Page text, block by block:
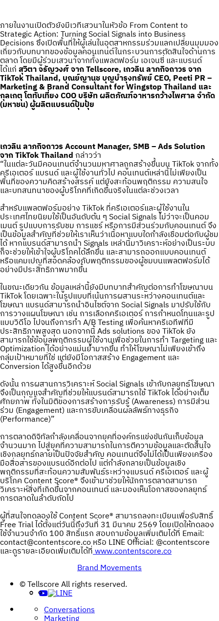
ภายในงานเปิดตัวยังมีเวทีเสวนาในหัวข้อ From Content to
Strategic Action: Turning Social Signals into Business
Decisions ซึ่งเปิดพื้นที่ให้ผู้เล่นในอุตสาหกรรมร่วมแลกเปลี่ยนมุมมอง
เกี่ยวกับบทบาทของข้อมูลคอนเทนต์ในกระบวนการตัดสินใจด้านการ
ตลาด โดยมีผู้ร่วมเสวนาจากทั้งแพลตฟอร์ม เอเจนซี่ และแบรนด์
ได้แก่สุวิตา จรัญวงศ์ จาก Tellscore, เกวลิน ลาภกิจถาวร จาก
TikTok Thailand, บุณย์ญานุช บุญบำรุงทรัพย์ CEO, Peeti PR –
Marketing & Brand Consultant for Wingstop Thailand และ
กุลเกตุ โตทับเที่ยง COO บริษัท ผลิตภัณฑ์อาหารกว้างไพศาล จำกัด
(มหาชน) ผู้ผลิตแบรนด์ปุ้มปุ้ย
เกวลิน ลาภกิจถาวร Account Manager, SMB – Ads Solution
จาก TikTok Thailand กล่าวว่า
“ในแต่ละวันมีคอนเทนต์จำนวนมหาศาลถูกสร้างขึ้นบน TikTok จากทั้ง
ครีเอเตอร์ แบรนด์ และผู้ใช้งานทั่วไป คอนเทนต์เหล่านี้ไม่เพียงเป็น
พื้นที่ของความคิดสร้างสรรค์ แต่ยังสะท้อนพฤติกรรม ความสนใจ
และบทสนทนาของผู้บริโภคที่เกิดขึ้นจริงในแต่ละช่วงเวลา
สำหรับแพลตฟอร์มอย่าง TikTok ที่ครีเอเตอร์และผู้ใช้งานใน
ประเทศไทยนิยมใช้เป็นอันดับต้น ๆ Social Signals ไม่ว่าจะเป็นคอม
เมนต์ รูปแบบการรับชม การแชร์ หรือการมีส่วนร่วมกับคอนเทนต์ จึง
เป็นข้อมูลสำคัญที่ช่วยให้เราเห็นว่าเนื้อหาแบบใดกำลังเชื่อมต่อกับผู้ชม
ได้ หากแบรนด์สามารถนำ Signals เหล่านี้มาวิเคราะห์อย่างเป็นระบบ
ก็จะช่วยให้เข้าใจผู้บริโภคได้ลึกขึ้น และสามารถออกแบบคอนเทนต์
หรือแคมเปญที่สอดคล้องกับพฤติกรรมของผู้ชมบนแพลตฟอร์มได้
อย่างมีประสิทธิภาพมากขึ้น
ในขณะเดียวกัน ข้อมูลเหล่านี้ยังมีบทบาทสำคัญต่อการทำโฆษณาบน
TikTok โดยเฉพาะในรูปแบบที่เน้นการผสานระหว่างคอนเทนต์และ
โฆษณา แบรนด์สามารถนำอินไซต์จาก Social Signals มาปรับใช้กับ
การวางแผนโฆษณา เช่น การเลือกครีเอเตอร์ การกำหนดโทนและรูป
แบบวิดีโอ ไปจนถึงการทำ A/B Testing เพื่อค้นหาครีเอทีฟที่มี
ประสิทธิภาพสูงสุด นอกจากนี้ Ads solutions ของ TikTok ยัง
สามารถใช้ข้อมูลพฤติกรรมผู้ใช้งานเพื่อช่วยในการทำ Targeting และ
Optimization ได้อย่างแม่นยำมากขึ้น ทำให้โฆษณาไม่เพียงเข้าถึง
กลุ่มเป้าหมายที่ใช่ แต่ยังมีโอกาสสร้าง Engagement และ
Conversion ได้สูงขึ้นอีกด้วย
ดังนั้น การผสานการวิเคราะห์ Social Signals เข้ากับกลยุทธ์โฆษณา
จึงเป็นกุญแจสำคัญที่ช่วยให้แบรนด์สามารถใช้ TikTok ได้อย่างเต็ม
ศักยภาพ ทั้งในมิติของการสร้างการรับรู้ (Awareness) การมีส่วน
ร่วม (Engagement) และการขับเคลื่อนผลลัพธ์ทางธุรกิจ
(Performance)”
การตลาดดิจิทัลกำลังเคลื่อนจากยุคที่องค์กรแข่งขันกันเก็บข้อมูล
จำนวนมาก ไปสู่ยุคที่ความสามารถในการตีความข้อมูลและตัดสินใจ
เชิงกลยุทธ์กลายเป็นปัจจัยสำคัญ คอนเทนต์จึงไม่ได้เป็นเพียงเครื่อง
มือสื่อสารของแบรนด์อีกต่อไป แต่กำลังกลายเป็นข้อมูลเชิง
พฤติกรรมที่สะท้อนความสัมพันธ์ระหว่างแบรนด์ ครีเอเตอร์ และผู้
บริโภค Content Score® จึงเข้ามาช่วยให้นักการตลาดสามารถ
วิเคราะห์สิ่งที่เกิดขึ้นจากคอนเทนต์ และมองเห็นโอกาสของกลยุทธ์
การตลาดในลำดับถัดไป
ผู้ที่สนใจทดลองใช้ Content Score® สามารถลงทะเบียนเพื่อรับสิทธิ์
Free Trial ได้ตั้งแต่วันนี้ถึงวันที่ 31 มีนาคม 2569 โดยเปิดให้ทดลอง
ใช้จำนวนจำกัด 100 สิทธิ์แรก สอบถามข้อมูลเพิ่มเติมได้ที่ Email:
contact@contentscore.co หรือ LINE Official: @contentscore
และดูรายละเอียดเพิ่มเติมได้ที่www.contentscore.co
Brand Movements
Post
navigation
© Tellscore All rights reserved.
Conversations